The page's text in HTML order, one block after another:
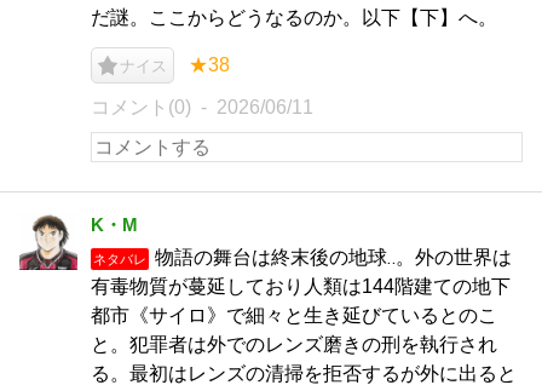
だ謎。ここからどうなるのか。以下【下】へ。
ナイス ★38
コメント(0) 2026/06/11
K・M
ネタバレ
物語の舞台は終末後の地球‥。外の世界は
有毒物質が蔓延しており人類は144階建ての地下
都市《サイロ》で細々と生き延びているとのこ
と。犯罪者は外でのレンズ磨きの刑を執行され
る。最初はレンズの清掃を拒否するが外に出ると